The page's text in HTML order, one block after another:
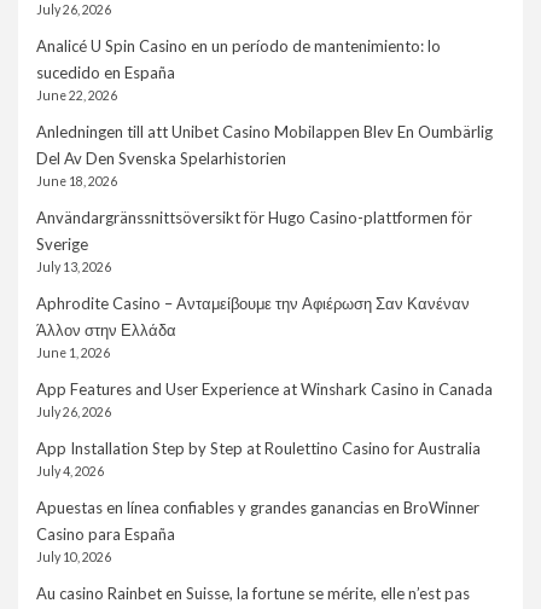
July 26, 2026
Analicé U Spin Casino en un período de mantenimiento: lo
sucedido en España
June 22, 2026
Anledningen till att Unibet Casino Mobilappen Blev En Oumbärlig
Del Av Den Svenska Spelarhistorien
June 18, 2026
Användargränssnittsöversikt för Hugo Casino-plattformen för
Sverige
July 13, 2026
Aphrodite Casino – Ανταμείβουμε την Αφιέρωση Σαν Κανέναν
Άλλον στην Ελλάδα
June 1, 2026
App Features and User Experience at Winshark Casino in Canada
July 26, 2026
App Installation Step by Step at Roulettino Casino for Australia
July 4, 2026
Apuestas en línea confiables y grandes ganancias en BroWinner
Casino para España
July 10, 2026
Au casino Rainbet en Suisse, la fortune se mérite, elle n’est pas